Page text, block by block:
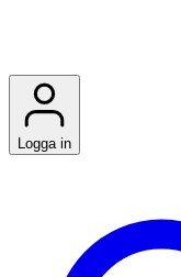
Logga in